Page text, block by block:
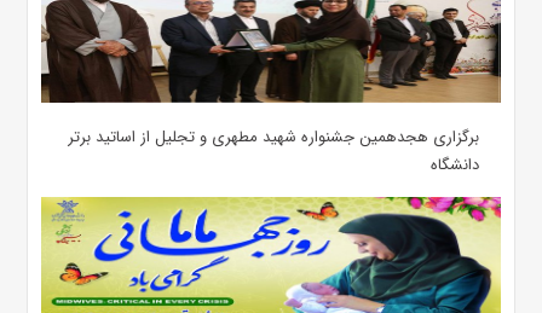
برگزاری هجدهمین جشنواره شهید مطهری و تجلیل از اساتید برتر
دانشگاه